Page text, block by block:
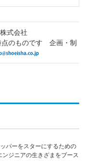
式会社
点のものです 企画・制
パーをスターにするための
ジニアの生きざまをブース